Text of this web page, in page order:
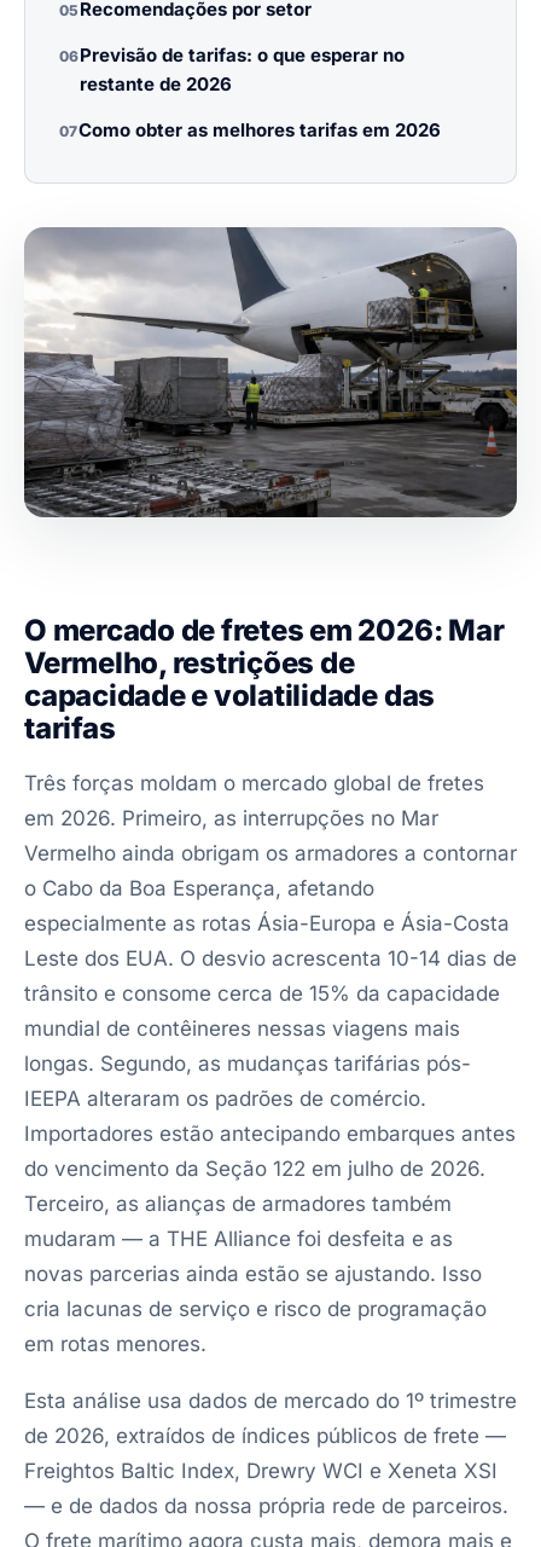
05 Recomendações por setor
06Previsão de tarifas: o que esperar no
restante de 2026
07Como obter as melhores tarifas em 2026
O mercado de fretes em 2026: Mar
Vermelho, restrições de
capacidade e volatilidade das
tarifas
Três forças moldam o mercado global de fretes
em 2026. Primeiro, as interrupções no Mar
Vermelho ainda obrigam os armadores a contornar
o Cabo da Boa Esperança, afetando
especialmente as rotas Ásia-Europa e Ásia-Costa
Leste dos EUA. O desvio acrescenta 10-14 dias de
trânsito e consome cerca de 15% da capacidade
mundial de contêineres nessas viagens mais
longas. Segundo, as mudanças tarifárias pós-
IEEPA alteraram os padrões de comércio.
Importadores estão antecipando embarques antes
do vencimento da Seção 122 em julho de 2026.
Terceiro, as alianças de armadores também
mudaram — a THE Alliance foi desfeita e as
novas parcerias ainda estão se ajustando. Isso
cria lacunas de serviço e risco de programação
em rotas menores.
Esta análise usa dados de mercado do 1º trimestre
de 2026, extraídos de índices públicos de frete —
Freightos Baltic Index, Drewry WCI e Xeneta XSI
— e de dados da nossa própria rede de parceiros.
O frete marítimo agora custa mais, demora mais e